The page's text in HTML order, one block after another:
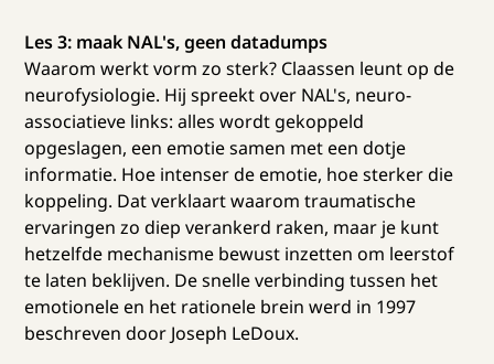
Les 3: maak NAL's, geen datadumps
Waarom werkt vorm zo sterk? Claassen leunt op de
neurofysiologie. Hij spreekt over NAL's, neuro-
associatieve links: alles wordt gekoppeld
opgeslagen, een emotie samen met een dotje
informatie. Hoe intenser de emotie, hoe sterker die
koppeling. Dat verklaart waarom traumatische
ervaringen zo diep verankerd raken, maar je kunt
hetzelfde mechanisme bewust inzetten om leerstof
te laten beklijven. De snelle verbinding tussen het
emotionele en het rationele brein werd in 1997
beschreven door Joseph LeDoux.